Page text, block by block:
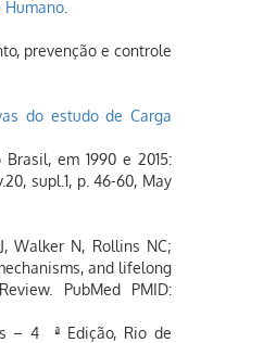
Humano
prevenção e controle
do estudo de Carga
em 1990 e 2015:
supl.1, p. 46-60, May
Walker N, Rollins NC;
and lifelong
PubMed PMID:
– 4 ª Edição, Rio de